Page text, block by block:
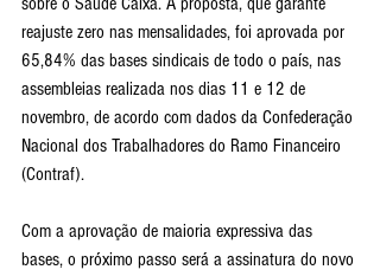
reajuste zero nas mensalidades, foi aprovada por
65,84% das bases sindicais de todo o país, nas
assembleias realizada nos dias 11 e 12 de
novembro, de acordo com dados da Confederação
Nacional dos Trabalhadores do Ramo Financeiro
(Contraf).
Com a aprovação de maioria expressiva das
bases, o próximo passo será a assinatura do novo